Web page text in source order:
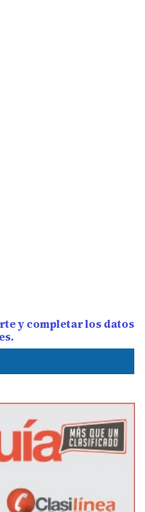
y completar los datos